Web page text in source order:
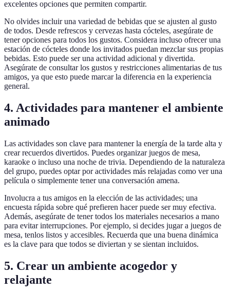
excelentes opciones que permiten compartir.
No olvides incluir una variedad de bebidas que se ajusten al gusto
de todos. Desde refrescos y cervezas hasta cócteles, asegúrate de
tener opciones para todos los gustos. Considera incluso ofrecer una
estación de cócteles donde los invitados puedan mezclar sus propias
bebidas. Esto puede ser una actividad adicional y divertida.
Asegúrate de consultar los gustos y restricciones alimentarias de tus
amigos, ya que esto puede marcar la diferencia en la experiencia
general.
4. Actividades para mantener el ambiente
animado
Las actividades son clave para mantener la energía de la tarde alta y
crear recuerdos divertidos. Puedes organizar juegos de mesa,
karaoke o incluso una noche de trivia. Dependiendo de la naturaleza
del grupo, puedes optar por actividades más relajadas como ver una
película o simplemente tener una conversación amena.
Involucra a tus amigos en la elección de las actividades; una
encuesta rápida sobre qué prefieren hacer puede ser muy efectiva.
Además, asegúrate de tener todos los materiales necesarios a mano
para evitar interrupciones. Por ejemplo, si decides jugar a juegos de
mesa, tenlos listos y accesibles. Recuerda que una buena dinámica
es la clave para que todos se diviertan y se sientan incluidos.
5. Crear un ambiente acogedor y
relajante